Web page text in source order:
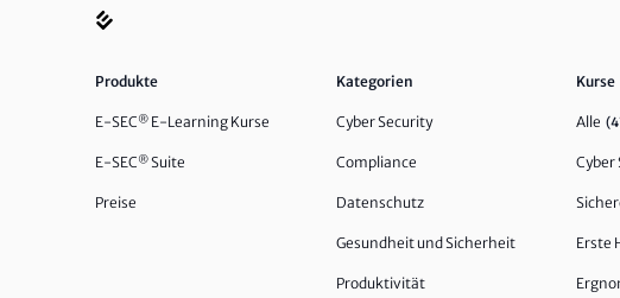
Produkte
E-SEC® E-Learning Kurse
E-SEC®Suite
Preise
Kategorien
Cyber Security
Compliance
Datenschutz
Gesundheit und Sicherheit
Produktivität
Kurse
Alle
Cyber
Erste